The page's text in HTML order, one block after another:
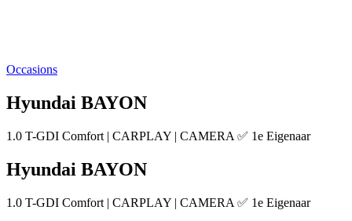
Occasions
Hyundai BAYON
1.0 T-GDI Comfort | CARPLAY | CAMERA ✅ 1e Eigenaar
Hyundai BAYON
1.0 T-GDI Comfort | CARPLAY | CAMERA ✅ 1e Eigenaar